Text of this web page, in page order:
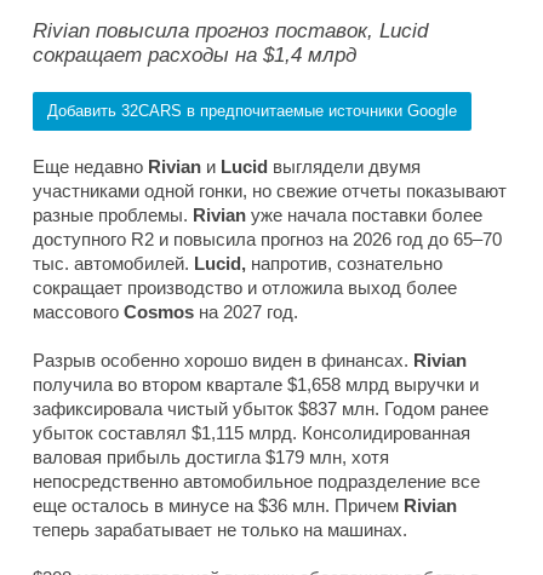
Rivian повысила прогноз поставок, Lucid
сокращает расходы на $1,4 млрд
Добавить 32CARS в предпочитаемые источники Google
Еще недавно Rivian и Lucid выглядели двумя
участниками одной гонки, но свежие отчеты показывают
разные проблемы. Rivian уже начала поставки более
доступного R2 и повысила прогноз на 2026 год до 65–70
тыс. автомобилей. Lucid, напротив, сознательно
сокращает производство и отложила выход более
массового Cosmos на 2027 год.
Разрыв особенно хорошо виден в финансах. Rivian
получила во втором квартале $1,658 млрд выручки и
зафиксировала чистый убыток $837 млн. Годом ранее
убыток составлял $1,115 млрд. Консолидированная
валовая прибыль достигла $179 млн, хотя
непосредственно автомобильное подразделение все
еще осталось в минусе на $36 млн. Причем Rivian
теперь зарабатывает не только на машинах.